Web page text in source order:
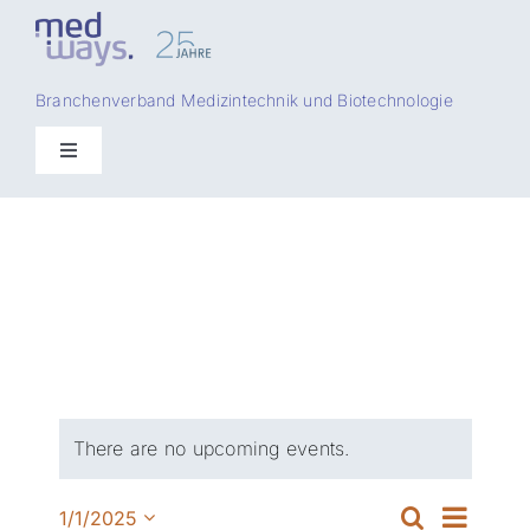
Skip
Branchenverband Medizintechnik und Biotechnologie
Toggle
There are no upcoming events.
Suche
1/1/2025